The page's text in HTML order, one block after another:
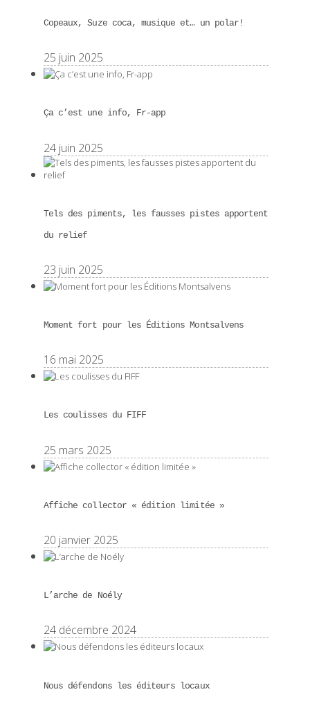
Copeaux, Suze coca, musique et… un polar!
25 juin 2025
Ça c’est une info, Fr-app
24 juin 2025
Tels des piments, les fausses pistes apportent
du relief
23 juin 2025
Moment fort pour les Éditions Montsalvens
16 mai 2025
Les coulisses du FIFF
25 mars 2025
Affiche collector « édition limitée »
20 janvier 2025
L’arche de Noély
24 décembre 2024
Nous défendons les éditeurs locaux